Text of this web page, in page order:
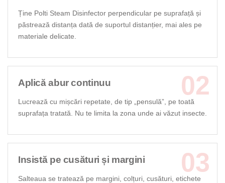
Ține Polti Steam Disinfector perpendicular pe suprafață și
păstrează distanța dată de suportul distanțier, mai ales pe
materiale delicate.
Aplică abur continuu
Lucrează cu mișcări repetate, de tip „pensulă”, pe toată
suprafața tratată. Nu te limita la zona unde ai văzut insecte.
Insistă pe cusături și margini
Salteaua se tratează pe margini, colțuri, cusături, etichete